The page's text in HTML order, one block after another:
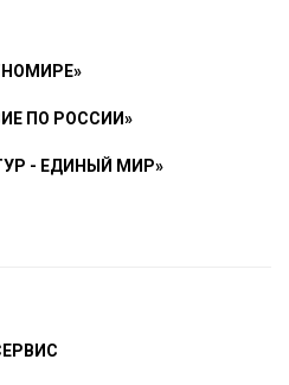
ПО РОССИИ»
- ЕДИНЫЙ МИР»